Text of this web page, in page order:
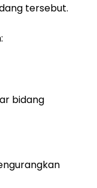
tersebut.
bidang